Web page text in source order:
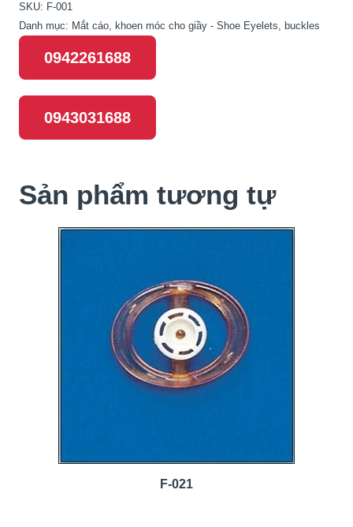
SKU: F-001
Danh mục: Mắt cáo, khoen móc cho giầy - Shoe Eyelets, buckles
0942261688
0943031688
Sản phẩm tương tự
F-021